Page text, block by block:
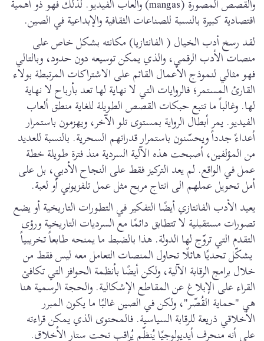
اقتصادية كبيرة بالنسبة للصناعات الثقافية والإبداعية في الصين.
لقد رسخ أدب الخيال ( الفانتازيا) مكانته بشكل خاص على
منصات الأدب الرقمي، والذي يمكن توسيعه دون حدود، وبالتالي
فهو مثالي لنموذج الأعمال القائم على الاشتراكات المرتبطة بولاء
القارئ المستمر؛ فالروايات التي لا نهاية لها تعد بأرباح لا نهاية
لها. وغالباً ما تتبع حبكات القصص الطويلة للغاية منطق ألعاب
الفيديو. يمر أبطال الرواية بمستوى تلو الآخر، ويهزمون باستمرار
أعداءً جدداً ويحسّنون باستمرار قدراتهم السحرية. بالنسبة للعديد
من المؤلفين، أصبحت هذه الآلية السردية منذ فترة طويلة خطة
عمل في الواقع. لم يعد التركيز فقط على النجاح الأدبي، بل على
أمل تحويل عملهم الى انتاج مربح مثل عمل تلفزيوني أو لعبة.
يعيد الأدب الفانتازي أيضًا التفكير في التطورات التاريخية أو يضع
تصورات مستقبلية لا تتطابق دائمًا مع السرديات التاريخية ورؤى
التقدم التي تروّج لها الدولة. هذا بالضبط ما يمنحه طابعاً تخريبياً
يشكّل تحديًا هائلًا تحاول المنصات التعامل معه ليس فقط من
خلال برامج الرقابة الآلية، ولكن أيضًا بأنظمة الحوافز التي تكافئ
القراء على الإبلاغ عن المقاطع الإشكالية. والحجة الرسمية هنا
هي "حماية القُصّر"، ولكن في الصين غالبًا ما يكون المبرر
الأخلاقي ذريعة للرقابة السياسية. فالمحتوى الذي يمكن قراءته
على أنه منحرف أيديولوجيًا يُنظّم يُراقب تحت ستار الأخلاق.